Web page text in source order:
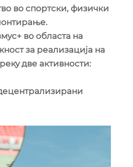
во спортски, физички
во областа на
за реализација на
две активности: